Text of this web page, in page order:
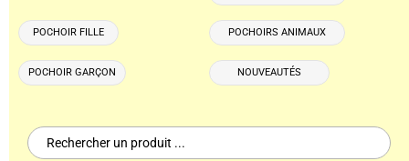
POCHOIR FILLE
POCHOIR GARÇON
POCHOIRS ANIMAUX
NOUVEAUTÉS
Search
for: